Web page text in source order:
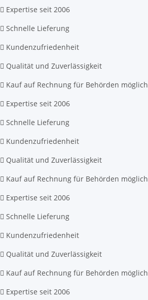
Expertise seit 2006
Schnelle Lieferung
Kundenzufriedenheit
Qualität und Zuverlässigkeit
Kauf auf Rechnung für Behörden möglich
Expertise seit 2006
Schnelle Lieferung
Kundenzufriedenheit
Qualität und Zuverlässigkeit
Kauf auf Rechnung für Behörden möglich
Expertise seit 2006
Schnelle Lieferung
Kundenzufriedenheit
Qualität und Zuverlässigkeit
Kauf auf Rechnung für Behörden möglich
Expertise seit 2006